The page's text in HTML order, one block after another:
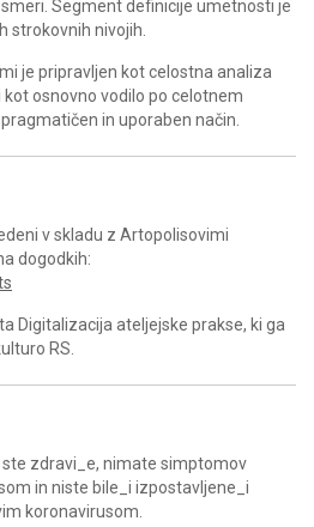
Segment definicije umetnosti je
strokovnih nivojih.
je pripravljen kot celostna analiza
osnovno vodilo po celotnem
in uporaben način.
v skladu z Artopolisovimi
dogodkih:
Digitalizacija ateljejske prakse, ki ga
RS.
ste zdravi_e, nimate simptomov
in niste bile_i izpostavljene_i
koronavirusom.